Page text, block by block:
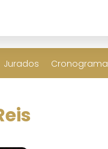
Jurados